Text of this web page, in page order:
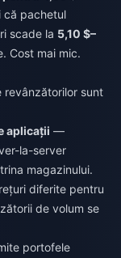
că pachetul
scade la 5,10 $–
Cost mai mic.
revânzătorilor sunt
aplicații —
la-server
magazinului.
diferite pentru
de volum se
portofele